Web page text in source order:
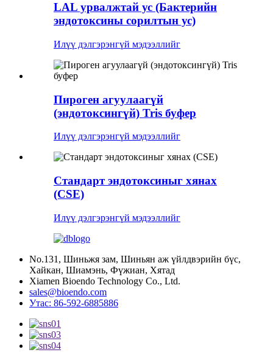
LAL урвалжтай ус (Бактерийн
эндотоксины сорилтын ус)
Илүү дэлгэрэнгүй мэдээллийг
Пироген агуулаагүй
(эндотоксингүй) Tris буфер
Илүү дэлгэрэнгүй мэдээллийг
Стандарт эндотоксиныг хянах
(CSE)
Илүү дэлгэрэнгүй мэдээллийг
No.131, Шиньжя зам, Шиньян аж үйлдвэрийн бүс,
Хайкан, Шиамэнь, Фүжиан, Хятад
Xiamen Bioendo Technology Co., Ltd.
sales@bioendo.com
Утас: 86-592-6885886